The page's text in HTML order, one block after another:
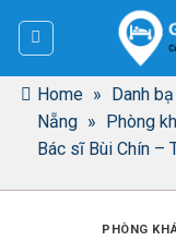
dung Home » Danh
Nẵng » Phòng
Bác sĩ Bùi Chín –
PHÒNG